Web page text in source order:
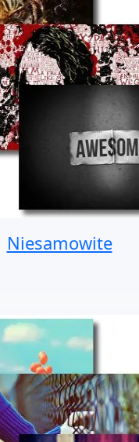
Niesamowite